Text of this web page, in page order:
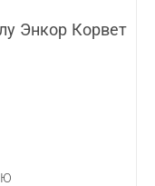
Энкор Корвет